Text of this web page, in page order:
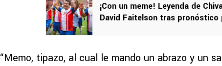
¡Con un meme! Leyenda de
David Faitelson tras pronóstico
“Memo, tipazo, al cual le mando un abrazo y un